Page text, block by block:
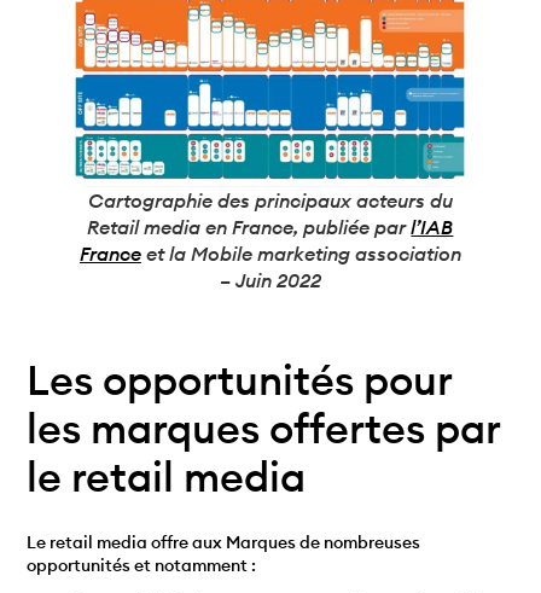
Cartographie des principaux acteurs du
Retail media en France, publiée parl’IAB
Franceet la Mobile marketing association
– Juin 2022
Les opportunités pour
les marques offertes par
le retail media
Le retail media offre aux Marques de nombreuses
opportunités et notamment :